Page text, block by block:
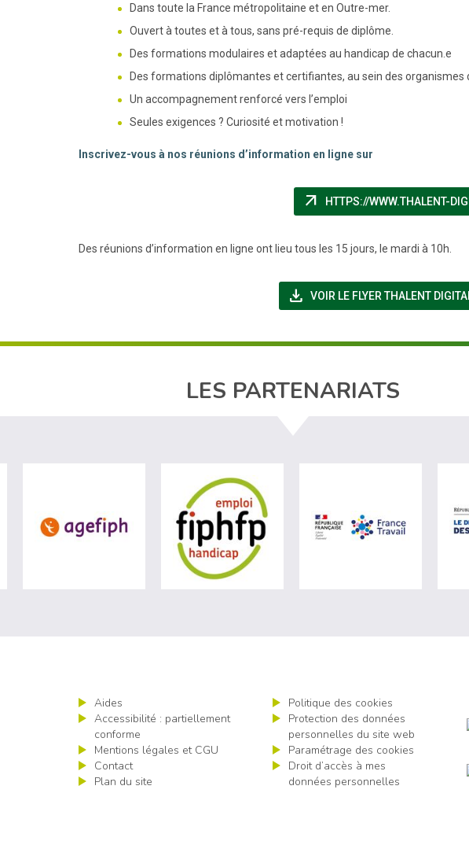
Dans toute la France métropolitaine et en Outre-mer.
Ouvert à toutes et à tous, sans pré-requis de diplôme.
Des formations modulaires et adaptées au handicap de chacun.e
Des formations diplômantes et certifiantes, au sein des organismes
Un accompagnement renforcé vers l’emploi
Seules exigences ? Curiosité et motivation !
Inscrivez-vous à nos réunions d’information en ligne sur
arrow_outward HTTPS://WWW.THALENT-
Des réunions d’information en ligne ont lieu tous les 15 jours, le mardi à 10h.
file_download VOIR LE FLYER THALENT
LES PARTENARIATS
visiter les site de Ministère du travail (nouvelle fenêtre)
visiter les site de Agefiph (nouvelle fenêtre)visiter les site de Fiphfp (nouvellevisiter les
Aides
Accessibilité : partiellement
conforme
Mentions légales et CGU
Contact
Plan du site
Politique des cookies
Protection des données
personnelles du site web
Paramétrage des cookies
Droit d’accès à mes
données personnelles